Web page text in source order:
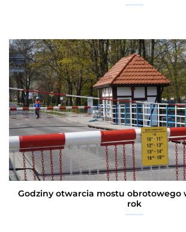
Godziny otwarcia mostu obrotowego
rok